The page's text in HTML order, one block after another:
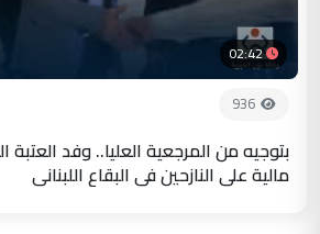
02:42
936
بتوجيه من المرجعية العليا.. وفد العتبة
مالية على النازحين في البقاع اللبناني